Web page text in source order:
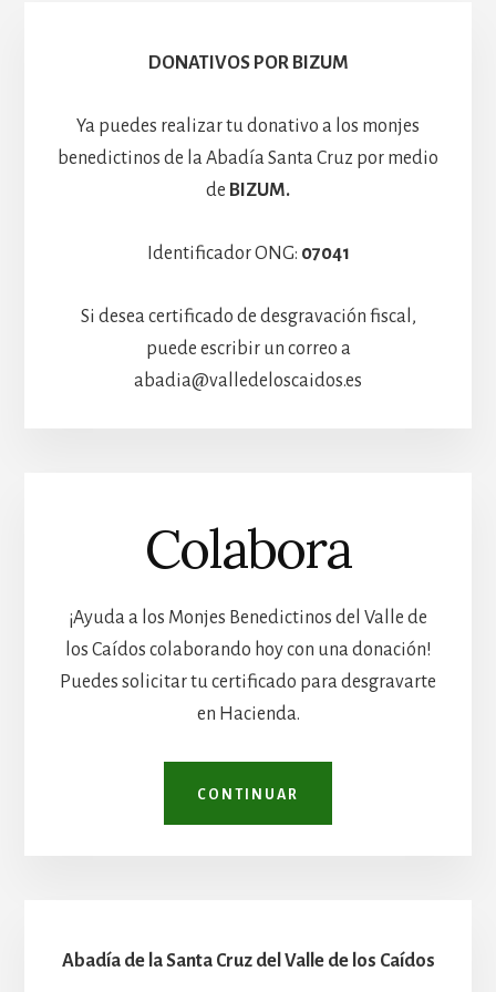
Hospedería
DONATIVOS POR BIZUM
Ya puedes realizar tu donativo a los monjes
benedictinos de la Abadía Santa Cruz por medio
de BIZUM.
Identificador ONG: 07041
Si desea certificado de desgravación fiscal,
puede escribir un correo a
abadia@valledeloscaidos.es
Colabora
¡Ayuda a los Monjes Benedictinos del Valle de
los Caídos colaborando hoy con una donación!
Puedes solicitar tu certificado para desgravarte
en Hacienda.
CONTINUAR
Abadía de la Santa Cruz del Valle de los Caídos